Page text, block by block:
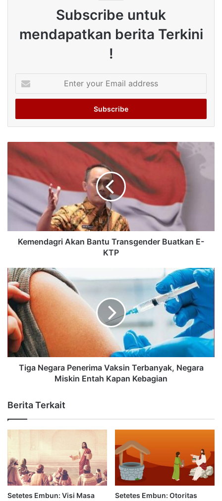
Subscribe untuk
mendapatkan berita Terkini
!
your
Email
Kemendagri Akan Bantu Transgender Buatkan E-
KTP
Tiga Negara Penerima Vaksin Terbanyak, Negara
Miskin Entah Kapan Kebagian
Berita Terkait
Setetes Embun: Visi Masa
Setetes Embun: Otoritas